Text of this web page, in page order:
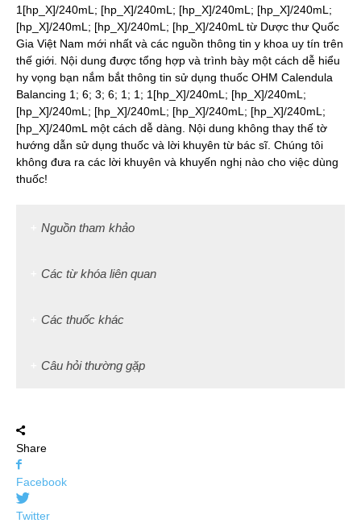
1[hp_X]/240mL; [hp_X]/240mL; [hp_X]/240mL; [hp_X]/240mL;
[hp_X]/240mL; [hp_X]/240mL; [hp_X]/240mL từ Dược thư Quốc
Gia Việt Nam mới nhất và các nguồn thông tin y khoa uy tín trên
thế giới. Nội dung được tổng hợp và trình bày một cách dễ hiểu
hy vọng bạn nắm bắt thông tin sử dụng thuốc OHM Calendula
Balancing 1; 6; 3; 6; 1; 1; 1[hp_X]/240mL; [hp_X]/240mL;
[hp_X]/240mL; [hp_X]/240mL; [hp_X]/240mL; [hp_X]/240mL;
[hp_X]/240mL một cách dễ dàng. Nội dung không thay thế tờ
hướng dẫn sử dụng thuốc và lời khuyên từ bác sĩ. Chúng tôi
không đưa ra các lời khuyên và khuyến nghị nào cho việc dùng
thuốc!
Nguồn tham khảo
Các từ khóa liên quan
Các thuốc khác
Câu hỏi thường gặp
Share
Facebook
Twitter